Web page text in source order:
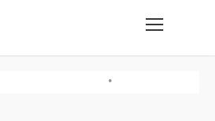
Творческий Экзамен
Чтения/История Казахстана
•